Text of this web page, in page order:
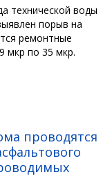
технической воды
порыв на
ремонтные
мкр по 35 мкр.
проводятся